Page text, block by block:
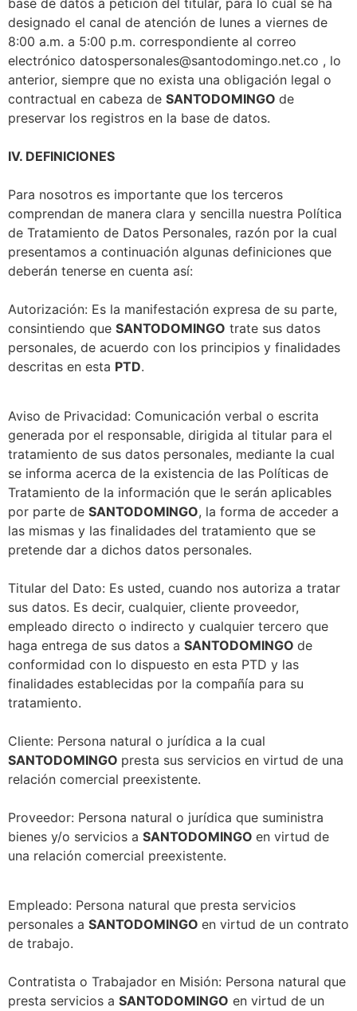
designado el canal de atención de lunes a viernes de
8:00 a.m. a 5:00 p.m. correspondiente al correo
electrónico datospersonales@santodomingo.net.co , lo
anterior, siempre que no exista una obligación legal o
contractual en cabeza de SANTODOMINGO de
preservar los registros en la base de datos.
IV. DEFINICIONES
Para nosotros es importante que los terceros
comprendan de manera clara y sencilla nuestra Política
de Tratamiento de Datos Personales, razón por la cual
presentamos a continuación algunas definiciones que
deberán tenerse en cuenta así:
Autorización: Es la manifestación expresa de su parte,
consintiendo que SANTODOMINGO trate sus datos
personales, de acuerdo con los principios y finalidades
descritas en esta PTD.
Aviso de Privacidad: Comunicación verbal o escrita
generada por el responsable, dirigida al titular para el
tratamiento de sus datos personales, mediante la cual
se informa acerca de la existencia de las Políticas de
Tratamiento de la información que le serán aplicables
por parte de SANTODOMINGO, la forma de acceder a
las mismas y las finalidades del tratamiento que se
pretende dar a dichos datos personales.
Titular del Dato: Es usted, cuando nos autoriza a tratar
sus datos. Es decir, cualquier, cliente proveedor,
empleado directo o indirecto y cualquier tercero que
haga entrega de sus datos a SANTODOMINGO de
conformidad con lo dispuesto en esta PTD y las
finalidades establecidas por la compañía para su
tratamiento.
Cliente: Persona natural o jurídica a la cual
SANTODOMINGO presta sus servicios en virtud de una
relación comercial preexistente.
Proveedor: Persona natural o jurídica que suministra
bienes y/o servicios a SANTODOMINGO en virtud de
una relación comercial preexistente.
Empleado: Persona natural que presta servicios
personales a SANTODOMINGO en virtud de un contrato
de trabajo.
Contratista o Trabajador en Misión: Persona natural que
presta servicios a SANTODOMINGO en virtud de un